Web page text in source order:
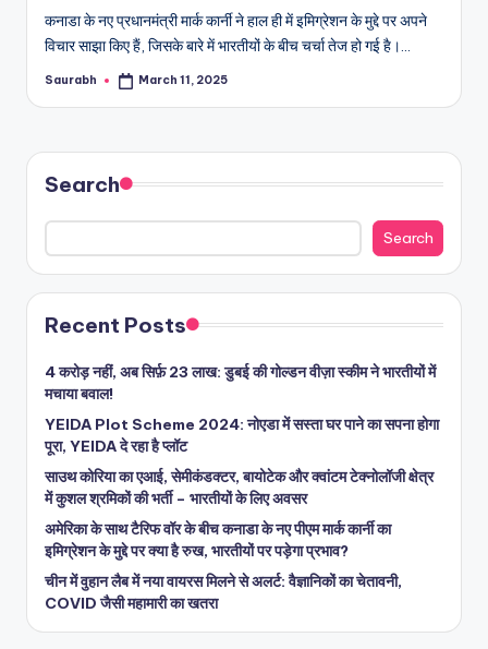
कनाडा के नए प्रधानमंत्री मार्क कार्नी ने हाल ही में इमिग्रेशन के मुद्दे पर अपने
विचार साझा किए हैं, जिसके बारे में भारतीयों के बीच चर्चा तेज हो गई है।…
Posted
Saurabh March 11, 2025
Search
Search
Recent Posts
4 करोड़ नहीं, अब सिर्फ़ 23 लाख: डुबई की गोल्डन वीज़ा स्कीम ने भारतीयों में
मचाया बवाल!
YEIDA Plot Scheme 2024: नोएडा में सस्ता घर पाने का सपना होगा
पूरा, YEIDA दे रहा है प्लॉट
साउथ कोरिया का एआई, सेमीकंडक्टर, बायोटेक और क्वांटम टेक्नोलॉजी क्षेत्र
में कुशल श्रमिकों की भर्ती – भारतीयों के लिए अवसर
अमेरिका के साथ टैरिफ वॉर के बीच कनाडा के नए पीएम मार्क कार्नी का
इमिग्रेशन के मुद्दे पर क्या है रुख, भारतीयों पर पड़ेगा प्रभाव?
चीन में वुहान लैब में नया वायरस मिलने से अलर्ट: वैज्ञानिकों का चेतावनी,
COVID जैसी महामारी का खतरा